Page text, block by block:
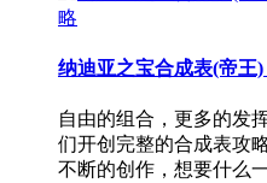
略
纳迪亚之宝合成表(帝王
自由的组合，更多的发
们开创完整的合成表攻
不断的创作，想要什么